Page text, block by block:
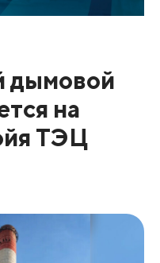
дымовой
на
ТЭЦ